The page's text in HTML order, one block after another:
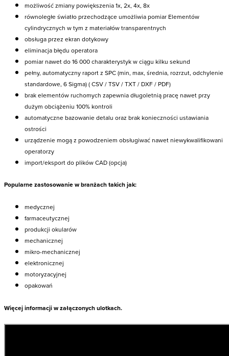
możliwość zmiany powiększenia 1x, 2x, 4x, 8x
równoległe światło przechodzące umożliwia pomiar Elementów
cylindrycznych w tym z materiałów transparentnych
obsługa przez ekran dotykowy
eliminacja błędu operatora
pomiar nawet do 16 000 charakterystyk w ciągu kilku sekund
pełny, automatyczny raport z SPC (min, max, średnia, rozrzut, odchylenie
standardowe, 6 Sigma) ( CSV / TSV / TXT / DXF / PDF)
brak elementów ruchomych zapewnia długoletnią pracę nawet przy
dużym obciążeniu 100% kontroli
automatyczne bazowanie detalu oraz brak konieczności ustawiania
ostrości
urządzenie mogą z powodzeniem obsługiwać nawet niewykwalifikowani
operatorzy
import/eksport do plików CAD (opcja)
Popularne zastosowanie w branżach takich jak:
medycznej
farmaceutycznej
produkcji okularów
mechanicznej
mikro-mechanicznej
elektronicznej
motoryzacyjnej
opakowań
Więcej informacji w załączonych ulotkach.